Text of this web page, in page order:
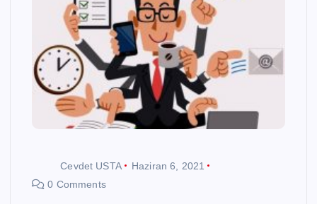
Cevdet USTA
Haziran 6, 2021
0 Comments